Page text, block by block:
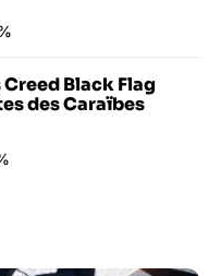
Creed Black Flag
des Caraïbes